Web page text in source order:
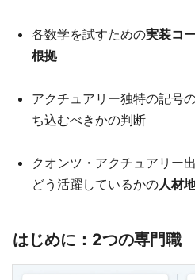
各数学を試すための実装コ
根拠
アクチュアリー独特の記号
ち込むべきかの判断
クオンツ・アクチュアリー
どう活躍しているかの人材
はじめに：2つの専門職